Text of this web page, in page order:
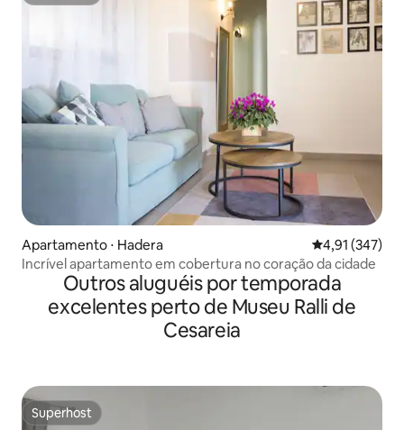
Apartamento ⋅ Hadera 4,91 de uma
4,91 (347)
Incrível apartamento em cobertura no coração da cidade
Outros aluguéis por temporada
excelentes perto de Museu Ralli de
Cesareia
Superhost
Superhost